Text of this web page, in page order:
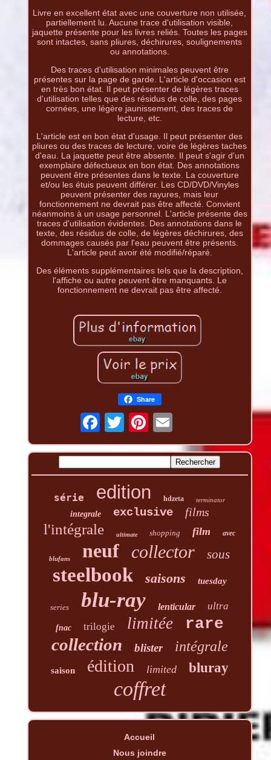
Livre en excellent état avec une couverture non utilisée,
partiellement lu. Aucune trace d'utilisation visible,
jaquette présente pour les livres reliés. Toutes les pages
sont intactes, sans pliures, déchirures, soulignements
ou annotations.
Des traces d'utilisation minimales peuvent être
présentes sur la page de garde. L'article d'occasion est
en très bon état. Il peut présenter de légères traces
d'utilisation telles que des résidus de colle, des pages
cornées, une légère jaunissement, des traces de
lecture, etc.
L'article est en bon état d'usage. Il peut présenter des
pliures ou des traces de lecture, voire de légères taches
d'eau. La jaquette peut être absente. Il peut s'agir d'un
exemplaire défectueux en bon état. Des annotations
peuvent être présentes dans le texte. La couverture
et/ou les étuis peuvent différer. Les CD/DVD/Vinyles
peuvent présenter des rayures, mais leur
fonctionnement ne devrait pas être affecté. Convient
néanmoins à un usage personnel. L'article présente des
traces d'utilisation évidentes. Des annotations dans le
texte, des résidus de colle, de légères déchirures, des
dommages causés par l'eau peuvent être présents.
L'article peut avoir été modifié/réparé.
Des éléments supplémentaires tels que la description,
l'affiche ou autre peuvent être manquants. Le
fonctionnement ne devrait pas être affecté.
Share
série edition hdzeta terminator
integrale exclusive films
l'intégrale ultimate shopping film avec
blufans neuf collector sous
steelbook saisons tuesday
series blu-ray lenticular ultra
fnac trilogie limitée rare
collection blister intégrale
saison édition limited bluray
coffret
Accueil
Nous joindre